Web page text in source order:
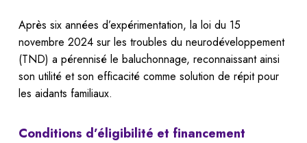
Après six années d’expérimentation, la loi du 15
novembre 2024 sur les troubles du neurodéveloppement
(TND) a pérennisé le baluchonnage, reconnaissant ainsi
son utilité et son efficacité comme solution de répit pour
les aidants familiaux.
Conditions d’éligibilité et financement